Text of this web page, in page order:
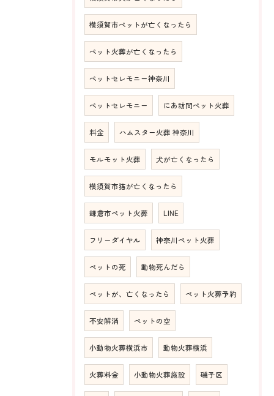
横須賀市ペットが亡くなったら
ペット火葬が亡くなったら
ペットセレモニー神奈川
ペットセレモニー にあ訪問ペット火葬
料金 ハムスター火葬 神奈川
モルモット火葬 犬が亡くなったら
横須賀市猫が亡くなったら
鎌倉市ペット火葬 LINE
フリーダイヤル 神奈川ペット火葬
ペットの死 動物死んだら
ペットが、亡くなったら ペット火葬予約
不安解消 ペットの空
小動物火葬横浜市 動物火葬横浜
火葬料金 小動物火葬施設 磯子区